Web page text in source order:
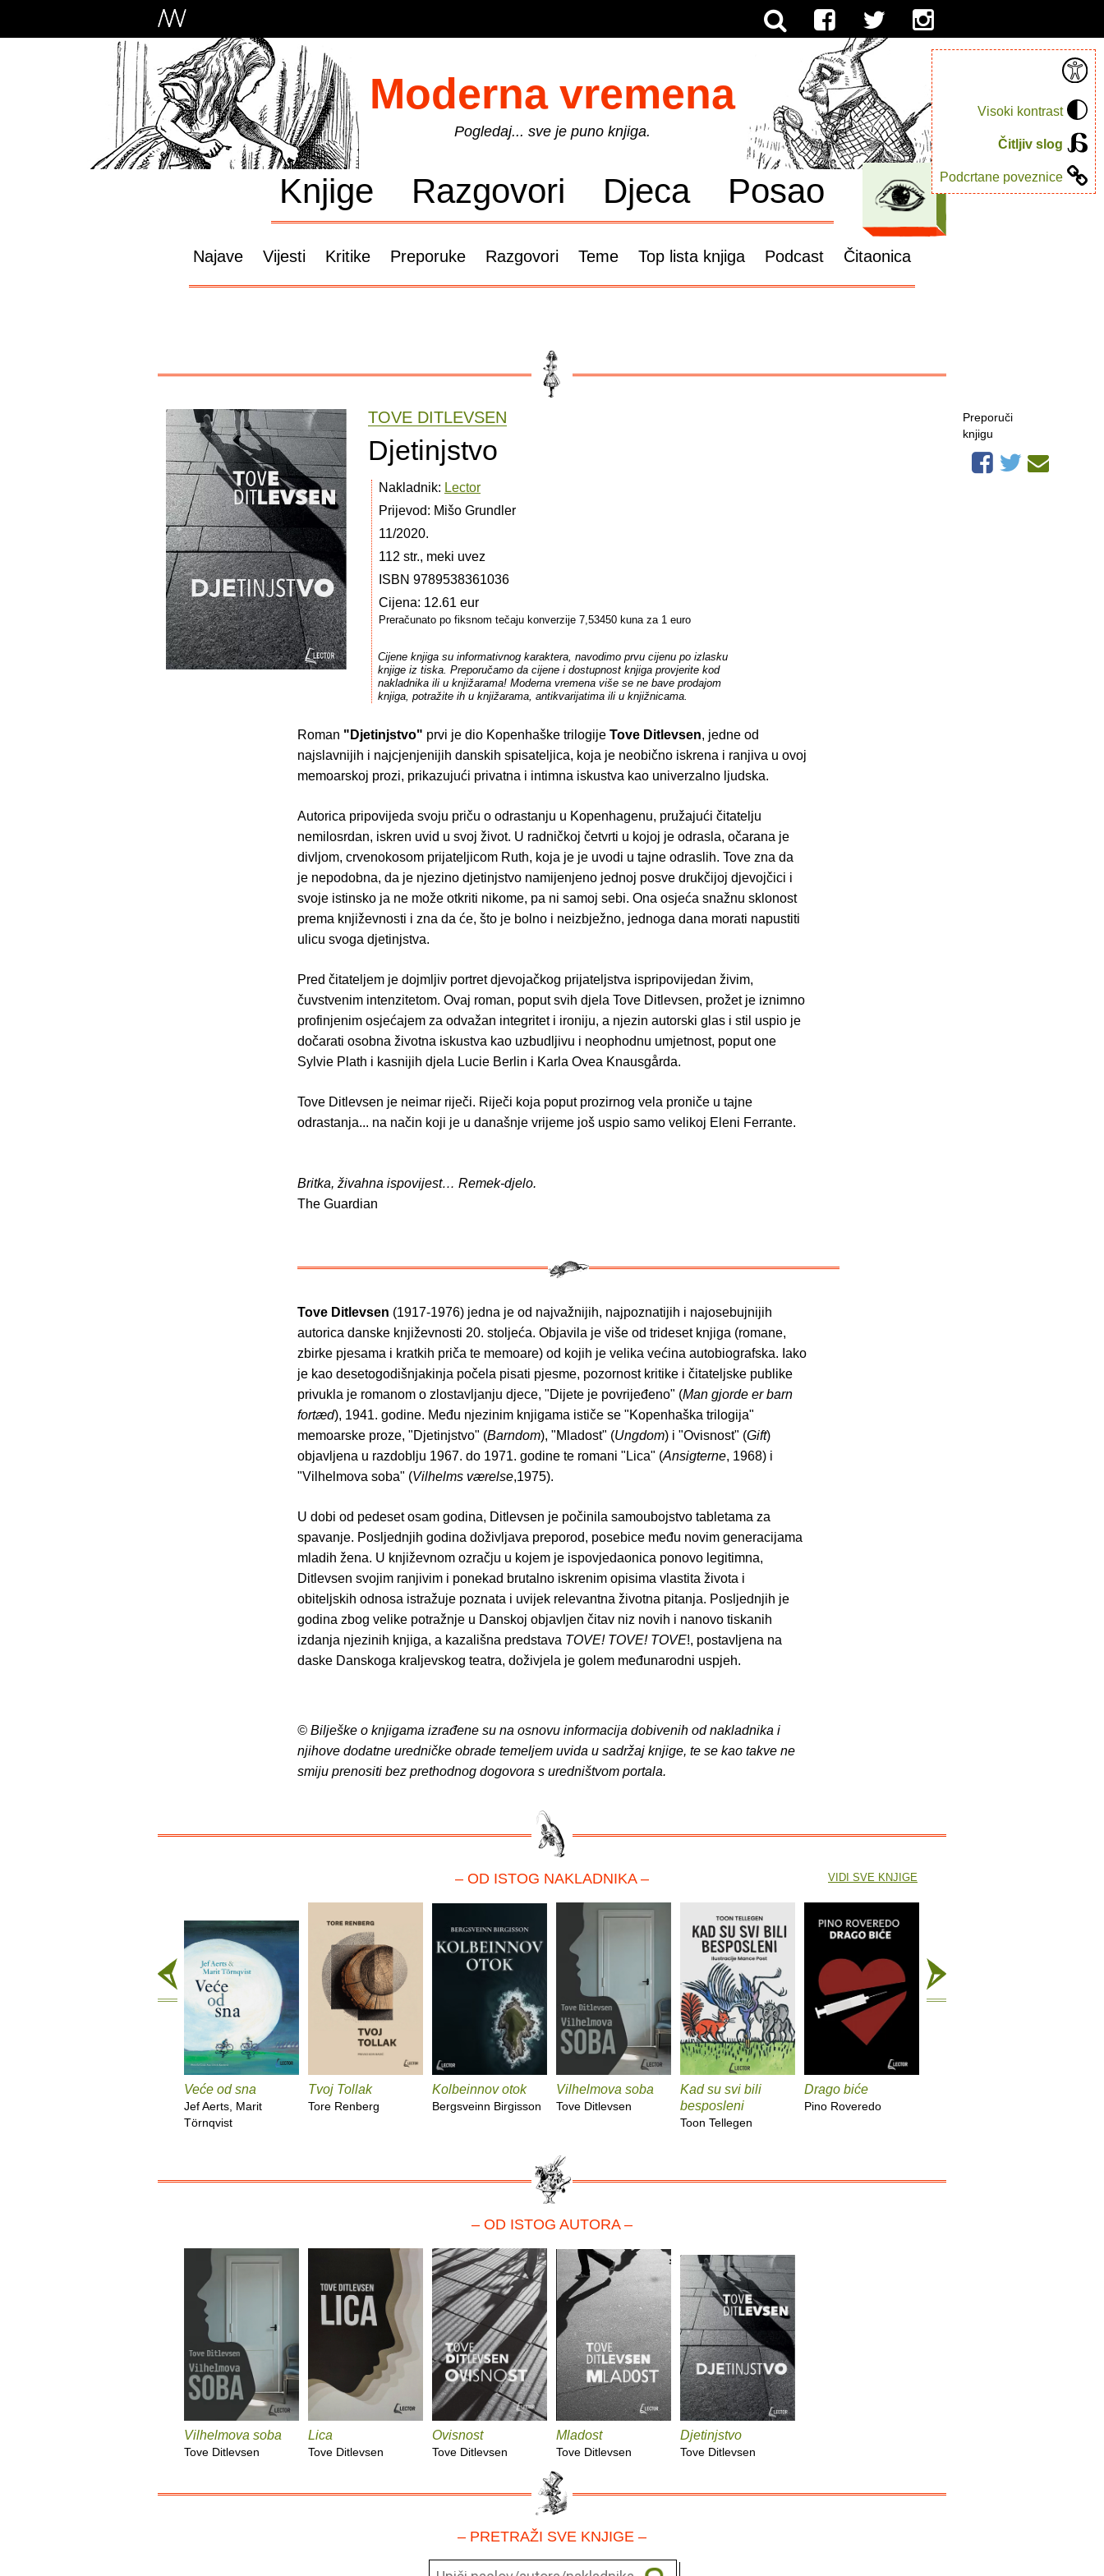
Visoki kontrast
Čitljiv slog
Podcrtane poveznice
Moderna vremena
Pogledaj... sve je puno knjiga.
Knjige Razgovori Djeca Posao
Najave Vijesti Kritike Preporuke Razgovori Teme Top lista knjiga Podcast Čitaonica
TOVE DITLEVSEN
Djetinjstvo
Nakladnik: Lector
Prijevod: Mišo Grundler
11/2020.
112 str., meki uvez
ISBN 9789538361036
Cijena: 12.61 eur
Preračunato po fiksnom tečaju konverzije 7,53450 kuna za 1 euro
Cijene knjiga su informativnog karaktera, navodimo prvu cijenu po izlasku
knjige iz tiska. Preporučamo da cijene i dostupnost knjiga provjerite kod
nakladnika ili u knjižarama! Moderna vremena više se ne bave prodajom
knjiga, potražite ih u knjižarama, antikvarijatima ili u knjižnicama.
Roman "Djetinjstvo" prvi je dio Kopenhaške trilogije Tove Ditlevsen, jedne od
najslavnijih i najcjenjenijih danskih spisateljica, koja je neobično iskrena i ranjiva u ovoj
memoarskoj prozi, prikazujući privatna i intimna iskustva kao univerzalno ljudska.
Autorica pripovijeda svoju priču o odrastanju u Kopenhagenu, pružajući čitatelju
nemilosrdan, iskren uvid u svoj život. U radničkoj četvrti u kojoj je odrasla, očarana je
divljom, crvenokosom prijateljicom Ruth, koja je je uvodi u tajne odraslih. Tove zna da
je nepodobna, da je njezino djetinjstvo namijenjeno jednoj posve drukčijoj djevojčici i
svoje istinsko ja ne može otkriti nikome, pa ni samoj sebi. Ona osjeća snažnu sklonost
prema književnosti i zna da će, što je bolno i neizbježno, jednoga dana morati napustiti
ulicu svoga djetinjstva.
Pred čitateljem je dojmljiv portret djevojačkog prijateljstva ispripovijedan živim,
čuvstvenim intenzitetom. Ovaj roman, poput svih djela Tove Ditlevsen, prožet je iznimno
profinjenim osjećajem za odvažan integritet i ironiju, a njezin autorski glas i stil uspio je
dočarati osobna životna iskustva kao uzbudljivu i neophodnu umjetnost, poput one
Sylvie Plath i kasnijih djela Lucie Berlin i Karla Ovea Knausgårda.
Tove Ditlevsen je neimar riječi. Riječi koja poput prozirnog vela proniče u tajne
odrastanja... na način koji je u današnje vrijeme još uspio samo velikoj Eleni Ferrante.
Britka, živahna ispovijest… Remek-djelo.
The Guardian
Tove Ditlevsen (1917-1976) jedna je od najvažnijih, najpoznatijih i najosebujnijih
autorica danske književnosti 20. stoljeća. Objavila je više od trideset knjiga (romane,
zbirke pjesama i kratkih priča te memoare) od kojih je velika većina autobiografska. Iako
je kao desetogodišnjakinja počela pisati pjesme, pozornost kritike i čitateljske publike
privukla je romanom o zlostavljanju djece, "Dijete je povrijeđeno" (Man gjorde er barn
fortæd), 1941. godine. Među njezinim knjigama ističe se "Kopenhaška trilogija"
memoarske proze, "Djetinjstvo" (Barndom), "Mladost" (Ungdom) i "Ovisnost" (Gift)
objavljena u razdoblju 1967. do 1971. godine te romani "Lica" (Ansigterne, 1968) i
"Vilhelmova soba" (Vilhelms værelse,1975).
U dobi od pedeset osam godina, Ditlevsen je počinila samoubojstvo tabletama za
spavanje. Posljednjih godina doživljava preporod, posebice među novim generacijama
mladih žena. U književnom ozračju u kojem je ispovjedaonica ponovo legitimna,
Ditlevsen svojim ranjivim i ponekad brutalno iskrenim opisima vlastita života i
obiteljskih odnosa istražuje poznata i uvijek relevantna životna pitanja. Posljednjih je
godina zbog velike potražnje u Danskoj objavljen čitav niz novih i nanovo tiskanih
izdanja njezinih knjiga, a kazališna predstava TOVE! TOVE! TOVE!, postavljena na
daske Danskoga kraljevskog teatra, doživjela je golem međunarodni uspjeh.
© Bilješke o knjigama izrađene su na osnovu informacija dobivenih od nakladnika i
njihove dodatne uredničke obrade temeljem uvida u sadržaj knjige, te se kao takve ne
smiju prenositi bez prethodnog dogovora s uredništvom portala.
Preporuči
knjigu
– OD ISTOG NAKLADNIKA –
Veće od sna
Jef Aerts, Marit
Törnqvist
Tvoj Tollak
Tore Renberg
Kolbeinnov otok
Bergsveinn Birgisson
Vilhelmova soba
Tove Ditlevsen
Kad su svi bili
besposleni
Toon Tellegen
Drago biće
Pino Roveredo
VIDI SVE KNJIGE
– OD ISTOG AUTORA –
Vilhelmova soba
Tove Ditlevsen
Lica
Tove Ditlevsen
Ovisnost
Tove Ditlevsen
Mladost
Tove Ditlevsen
Djetinjstvo
Tove Ditlevsen
– PRETRAŽI SVE KNJIGE –